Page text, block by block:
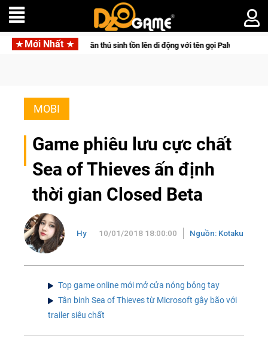
Mới Nhất
bom tấn săn thú sinh tồn lên di động với tên gọi Palworld Online
MOBI
Game phiêu lưu cực chất
Sea of Thieves ấn định
thời gian Closed Beta
Hy 10/01/2018 18:00:00 Nguồn: Kotaku
Top game online mới mở cửa nóng bỏng tay
Tân binh Sea of Thieves từ Microsoft gây bão với
trailer siêu chất